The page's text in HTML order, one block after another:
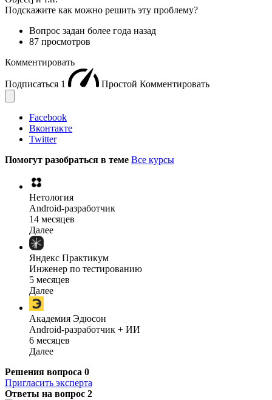
Подскажите как можно решить эту проблему?
Вопрос задан более года назад
87 просмотров
Комментировать
Подписаться 1 Простой Комментировать
Facebook
Вконтакте
Twitter
Помогут разобраться в теме Все курсы
Нетология
Android-разработчик
14 месяцев
Далее
Яндекс Практикум
Инженер по тестированию
5 месяцев
Далее
Академия Эдюсон
Android-разработчик + ИИ
6 месяцев
Далее
Решения вопроса 0
Пригласить эксперта
Ответы на вопрос 2